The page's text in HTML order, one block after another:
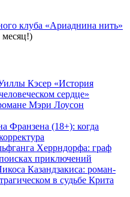
клуба «Ариаднина нить»
месяц!)
Кэсер «История
сердце»
Мэри Лоусон
Франзена (18+): когда
Херрндорфа: граф
приключений
Казандзакиса: роман-
в судьбе Крита